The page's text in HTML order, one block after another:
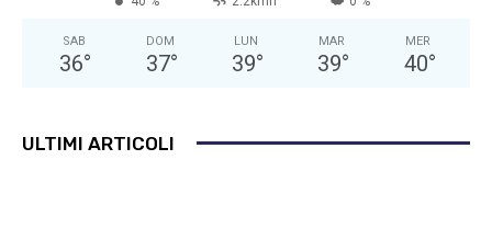
SAB
36°
DOM
37°
LUN
39°
MAR
39°
MER
40°
ULTIMI ARTICOLI